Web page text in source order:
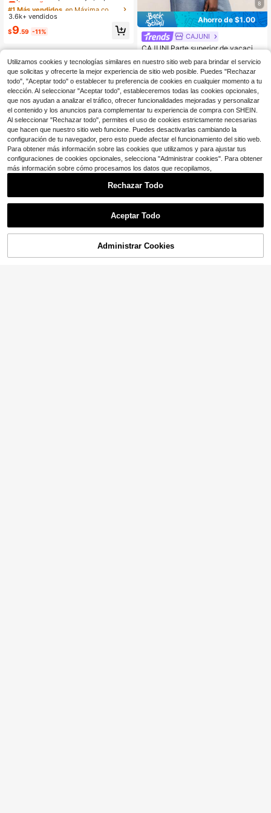
tén con cuello halter y ribete de enc
aje minimalista, para salir, citas, vac
aciones, viajes, tops, camisola halte
r, satén, Y2K, coquette, old money,
#1 Más vendidos
¡Casi agotado!
#1 Más vendidos
¡Casi agotado!
#1 Más vendidos
3.6k+ vendidos
$9.59 -11%
8
Ahorro de $1.00
CAJUNI
CAJUNI Parte superior de vacacion
ujer, tela ligera y sedosa, ajuste que
estiliza la cintura, escote en V profu
ndo audaz, diseño sin mangas de c
uello halter con lazo ajustable en la
espalda, estampado geométrico mu
lticolor con borde a rayas, estilo ro
mántico y elegante para escapadas
de verano, vacaciones, días festivo
s y uso diario elegante, vacaciones,
playa para mujeres, Día de San Vale
ntín, parte superior con escote en V
profundo, parte superior, parte supe
rior tipo bufanda, Día de San Valentí
n
$8.49 -11%
¡43% DE DESCUENTO!
Utilizamos cookies y tecnologías similares en nuestro sitio web para brindar el servicio
que solicitas y ofrecerte la mejor experiencia de sitio web posible. Puedes "Rechazar
todo", "Aceptar todo" o establecer tu preferencia de cookies en cualquier momento a tu
elección. Al seleccionar "Aceptar todo", estableceremos todas las cookies opcionales,
que nos ayudan a analizar el tráfico, ofrecer funcionalidades mejoradas y personalizar
el contenido y los anuncios para complementar tu experiencia de compra con SHEIN.
Al seleccionar "Rechazar todo", permites el uso de cookies estrictamente necesarias
que hacen que nuestro sitio web funcione. Puedes desactivarlas cambiando la
configuración de tu navegador, pero esto puede afectar el funcionamiento del sitio web.
Para obtener más información sobre las cookies que utilizamos y para ajustar tus
configuraciones de cookies opcionales, selecciona "Administrar cookies". Para obtener
más información sobre cómo procesamos los datos que recopilamos,
Rechazar Todo
Aceptar Todo
Administrar Cookies